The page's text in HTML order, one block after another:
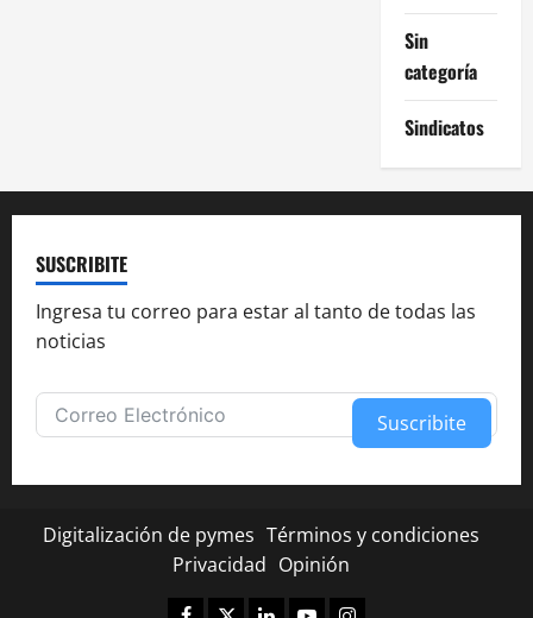
Sin
categoría
Sindicatos
SUSCRIBITE
Ingresa tu correo para estar al tanto de todas las
noticias
Suscribite
Digitalización de pymes Términos y condiciones
Privacidad Opinión
Facebook
TwitterLinkedinYoutubeInstagram